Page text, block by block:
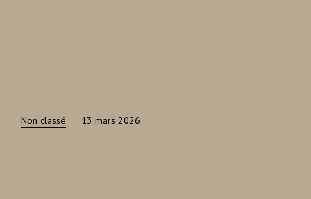
Non classé 13 mars 2026